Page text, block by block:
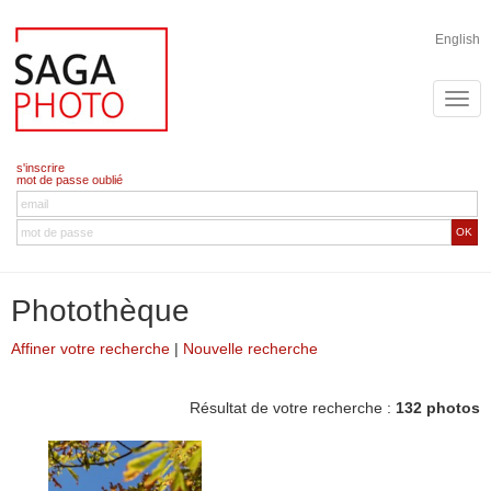
English
s'inscrire
mot de passe oublié
OK
Photothèque
Affiner votre recherche | Nouvelle recherche
Résultat de votre recherche : 132 photos